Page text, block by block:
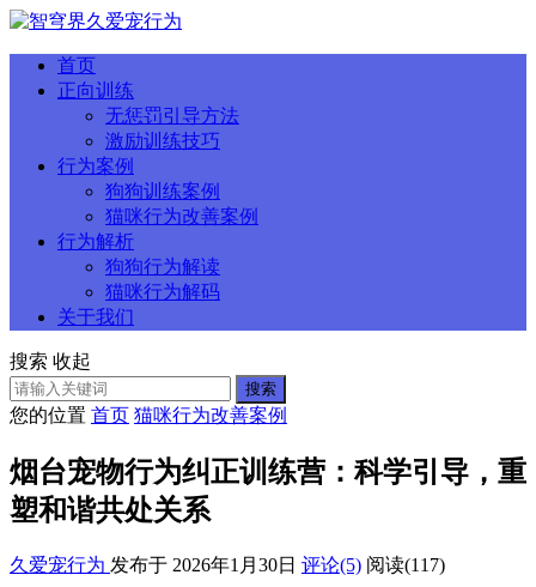
首页
正向训练
无惩罚引导方法
激励训练技巧
行为案例
狗狗训练案例
猫咪行为改善案例
行为解析
狗狗行为解读
猫咪行为解码
关于我们
搜索 收起
搜索
您的位置 首页 猫咪行为改善案例
烟台宠物行为纠正训练营：科学引导，重
塑和谐共处关系
久爱宠行为 发布于 2026年1月30日 评论(5) 阅读(117)